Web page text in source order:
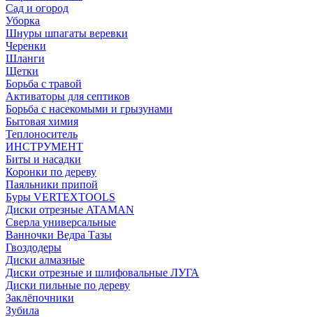
Сад и огород
Уборка
Шнуры шпагаты веревки
Черенки
Шланги
Щетки
Борьба с травой
Активаторы для септиков
Борьба с насекомыми и грызунами
Бытовая химия
Теплоноситель
ИНСТРУМЕНТ
Биты и насадки
Коронки по дереву
Паяльники припой
Буры VERTEXTOOLS
Диски отрезные ATAMAN
Сверла универсальные
Ванночки Ведра Тазы
Гвоздодеры
Диски алмазные
Диски отрезные и шлифовальные ЛУГА
Диски пильные по дереву
Заклёпочники
Зубила